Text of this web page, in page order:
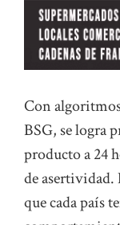
Con
BSG, se logra
producto a 24
de asertividad.
que cada país